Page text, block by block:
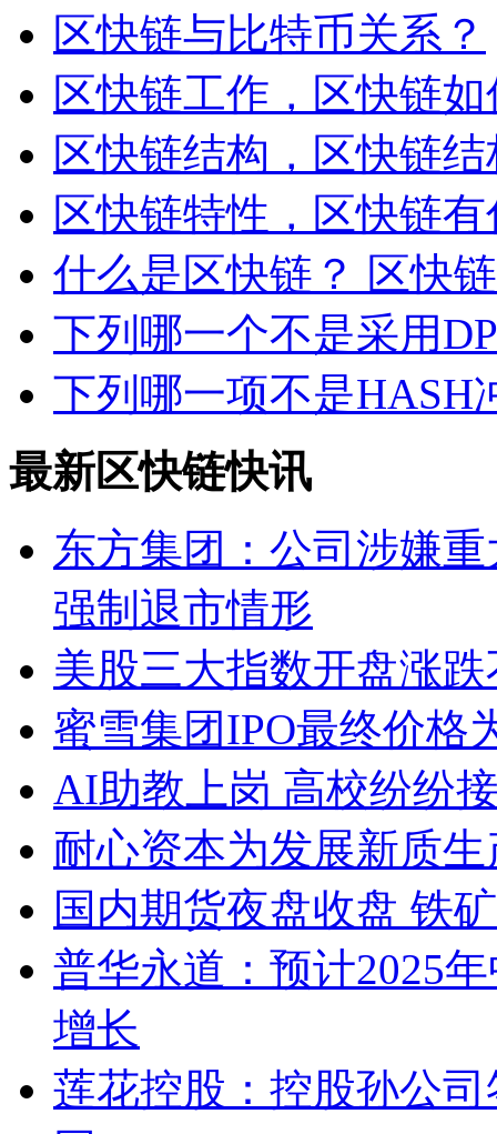
区快链与比特币关系？
区快链工作，区快链
区快链结构，区快链
区快链特性，区快链
什么是区快链？ 区快
下列哪一个不是采用
下列哪一项不是HASH
最新区快链快讯
东方集团：公司涉嫌
强制退市情形
美股三大指数开盘涨
蜜雪集团IPO最终价格
AI助教上岗 高校纷纷接
耐心资本为发展新质
国内期货夜盘收盘 铁
普华永道：预计2025
增长
莲花控股：控股孙公